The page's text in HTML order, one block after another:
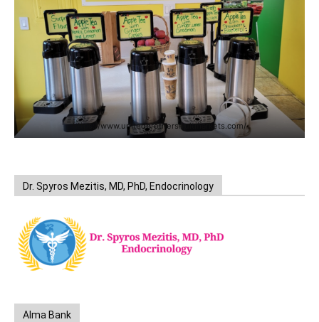
https://www.unitedbrothersfruitmarkets.com/
Dr. Spyros Mezitis, MD, PhD, Endocrinology
Alma Bank